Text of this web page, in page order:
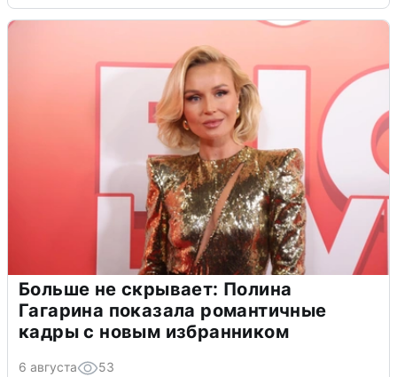
Больше не скрывает: Полина
Гагарина показала романтичные
кадры с новым избранником
6 августа 53